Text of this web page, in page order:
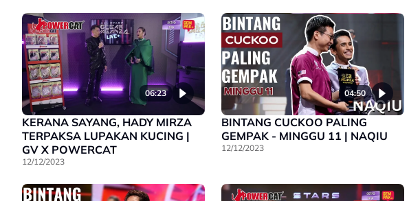
06:23
KERANA SAYANG, HADY MIRZA
TERPAKSA LUPAKAN KUCING |
GV X POWERCAT
12/12/2023
04:50
BINTANG CUCKOO PALING
GEMPAK - MINGGU 11 | NAQIU
12/12/2023